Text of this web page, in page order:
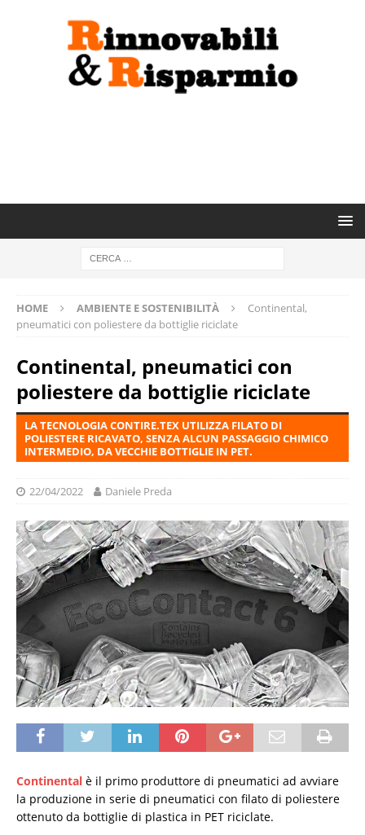
HOME AMBIENTE E SOSTENIBILITÀ
Continental,
pneumatici con poliestere da bottiglie riciclate
Continental, pneumatici con
poliestere da bottiglie riciclate
LA TECNOLOGIA CONTIRE.TEX UTILIZZA FILATO DI
POLIESTERE RICAVATO, SENZA ALCUN PASSAGGIO CHIMICO
INTERMEDIO, DA VECCHIE BOTTIGLIE IN PET.
22/04/2022 Daniele Preda
Continental è il primo produttore di pneumatici ad avviare
la produzione in serie di pneumatici con filato di poliestere
ottenuto da bottiglie di plastica in PET riciclate.